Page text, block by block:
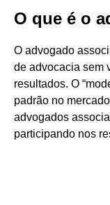
O que é o
O advogado
de advocacia sem
resultados. O
padrão no
advogados
participando nos